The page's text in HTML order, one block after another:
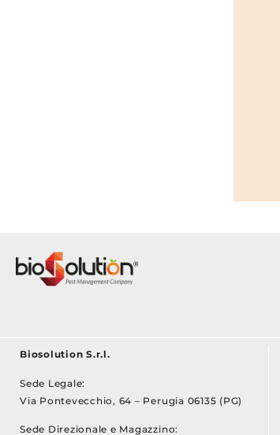
Biosolution S.r.l.
Sede Legale:
Via Pontevecchio, 64 – Perugia 06135 (PG)
Sede Direzionale e Magazzino: